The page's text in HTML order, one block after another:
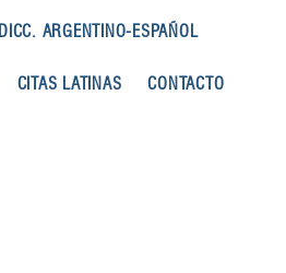
DICC. ARGENTINO-ESPAÑOL
CITAS LATINAS CONTACTO